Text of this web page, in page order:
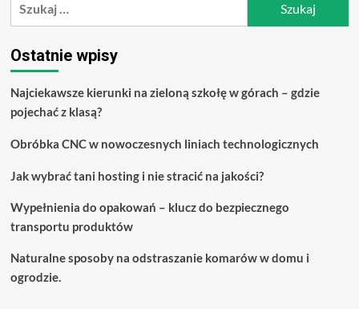
by
pozostać
Oto,
co
wiedzieć
Ostatnie wpisy
Najciekawsze kierunki na zieloną szkołę w górach – gdzie
pojechać z klasą?
Obróbka CNC w nowoczesnych liniach technologicznych
Jak wybrać tani hosting i nie stracić na jakości?
Wypełnienia do opakowań – klucz do bezpiecznego
transportu produktów
Naturalne sposoby na odstraszanie komarów w domu i
ogrodzie.